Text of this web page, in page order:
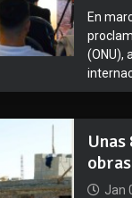
En
(ONU),
Jan